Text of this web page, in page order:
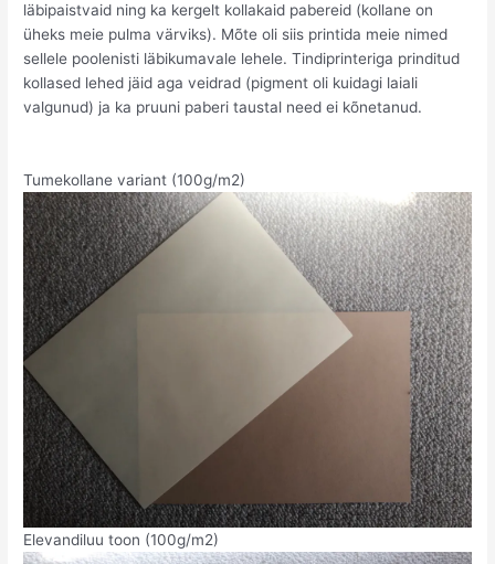
läbipaistvaid ning ka kergelt kollakaid pabereid (kollane on
üheks meie pulma värviks). Mõte oli siis printida meie nimed
sellele poolenisti läbikumavale lehele. Tindiprinteriga prinditud
kollased lehed jäid aga veidrad (pigment oli kuidagi laiali
valgunud) ja ka pruuni paberi taustal need ei kõnetanud.
Tumekollane variant (100g/m2)
Elevandiluu toon (100g/m2)